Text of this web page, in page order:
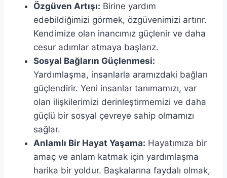
Özgüven Artışı: Birine yardım
edebildiğimizi görmek, özgüvenimizi artırır.
Kendimize olan inancımız güçlenir ve daha
cesur adımlar atmaya başlarız.
Sosyal Bağların Güçlenmesi:
Yardımlaşma, insanlarla aramızdaki bağları
güçlendirir. Yeni insanlar tanımamızı, var
olan ilişkilerimizi derinleştirmemizi ve daha
güçlü bir sosyal çevreye sahip olmamızı
sağlar.
Anlamlı Bir Hayat Yaşama: Hayatımıza bir
amaç ve anlam katmak için yardımlaşma
harika bir yoldur. Başkalarına faydalı olmak,